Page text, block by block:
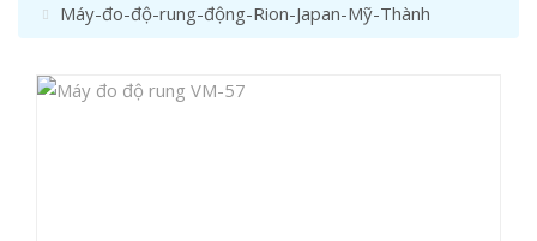
Máy-đo-độ-rung-động-Rion-Japan-Mỹ-Thành